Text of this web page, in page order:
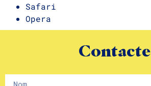
Safari
Opera
Contacte